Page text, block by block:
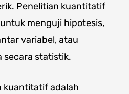
Penelitian kuantitatif
menguji hipotesis,
variabel, atau
secara statistik.
kuantitatif adalah